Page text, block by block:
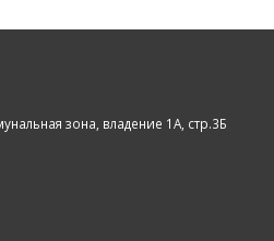
зона, владение 1А, стр.3Б